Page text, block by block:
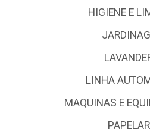
HIGIENE E
LINHA
MAQUINAS E